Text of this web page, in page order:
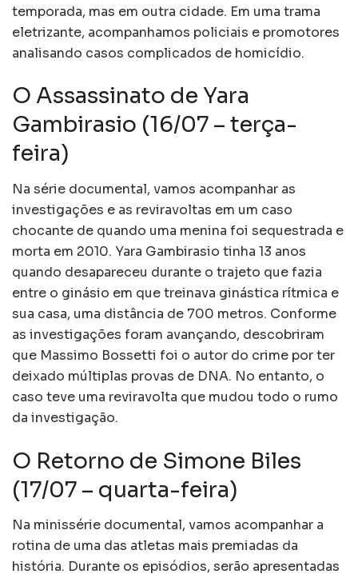
temporada, mas em outra cidade. Em uma trama
eletrizante, acompanhamos policiais e promotores
analisando casos complicados de homicídio.
O Assassinato de Yara
Gambirasio (16/07 – terça-
feira)
Na série documental, vamos acompanhar as
investigações e as reviravoltas em um caso
chocante de quando uma menina foi sequestrada e
morta em 2010. Yara Gambirasio tinha 13 anos
quando desapareceu durante o trajeto que fazia
entre o ginásio em que treinava ginástica rítmica e
sua casa, uma distância de 700 metros. Conforme
as investigações foram avançando, descobriram
que Massimo Bossetti foi o autor do crime por ter
deixado múltiplas provas de DNA. No entanto, o
caso teve uma reviravolta que mudou todo o rumo
da investigação.
O Retorno de Simone Biles
(17/07 – quarta-feira)
Na minissérie documental, vamos acompanhar a
rotina de uma das atletas mais premiadas da
história. Durante os episódios, serão apresentadas